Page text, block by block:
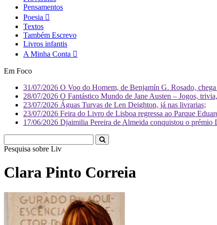
Pensamentos
Poesia
Textos
Também Escrevo
Livros infantis
A Minha Conta
Em Foco
31/07/2026 O Voo do Homem, de Benjamín G. Rosado,
28/07/2026 O Fantástico Mundo de Jane Austen – Jogos,
23/07/2026 Águas Turvas de Len Deighton, já nas livrarias;
23/07/2026 Feira do Livro de Lisboa regressa ao Parque
17/06/2026 Djaimilia Pereira de Almeida conquistou o
Pesquisa sobre Literatura
Clara Pinto Correia